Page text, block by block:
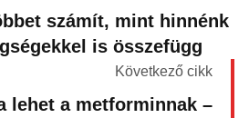
számít, mint hinnénk
is összefügg
Következő cikk
lehet a metforminnak –